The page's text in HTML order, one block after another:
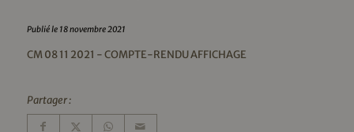
Publié le 18 novembre 2021
CM 08 11 2021 - COMPTE-RENDU AFFICHAGE
Partager :